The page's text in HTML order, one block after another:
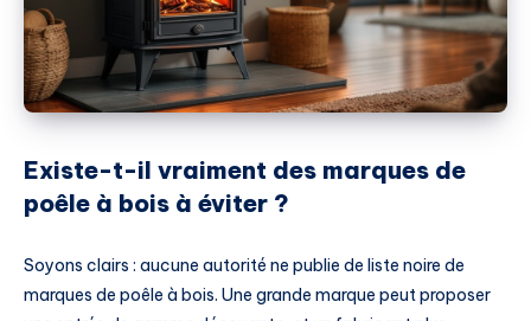
Existe-t-il vraiment des marques de
poêle à bois à éviter ?
Soyons clairs : aucune autorité ne publie de liste noire de
marques de poêle à bois. Une grande marque peut proposer